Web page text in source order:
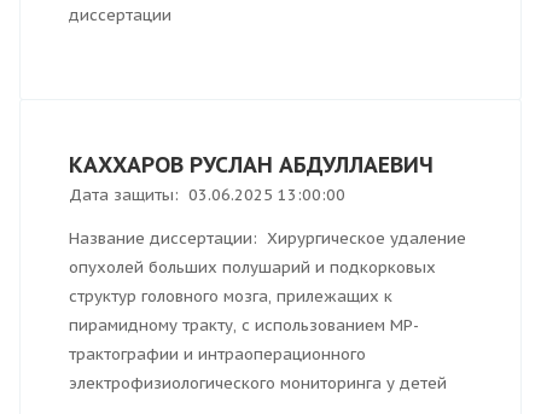
диссертации
КАХХАРОВ РУСЛАН АБДУЛЛАЕВИЧ
Дата защиты: 03.06.2025 13:00:00
Название диссертации: Хирургическое удаление
опухолей больших полушарий и подкорковых
структур головного мозга, прилежащих к
пирамидному тракту, с использованием МР-
трактографии и интраоперационного
электрофизиологического мониторинга у детей